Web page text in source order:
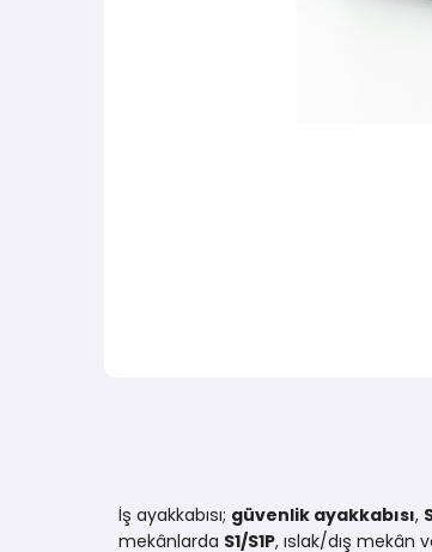
İş ayakkabısı; güvenlik ayakkabısı,
mekânlarda S1/S1P, ıslak/dış mekân